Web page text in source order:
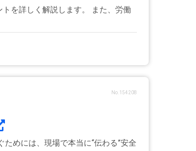
を詳しく解説します。 また、労働
No.154208
めには、現場で本当に“伝わる”安全